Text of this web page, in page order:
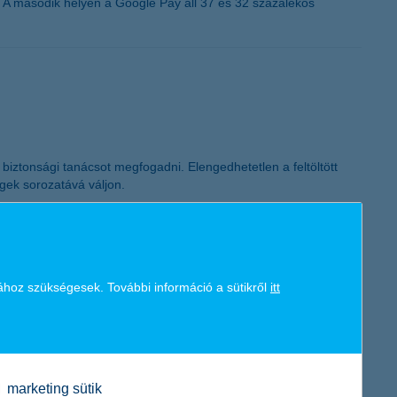
tanácsot megfogadni. Elengedhetetlen a feltöltött
sorozatává váljon.
hogy a lakásbiztosítással rendelkező ügyfelek
szükségesek. További információ a sütikről itt
marketing sütik